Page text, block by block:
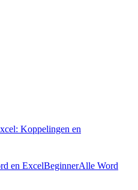
Koppelingen en
en ExcelBeginnerAlle Word